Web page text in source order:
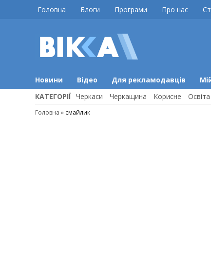
Головна Блоги Програми Про нас
Новини Відео Для рекламодавців
КАТЕГОРІЇ Черкаси Черкащина Корисне Освіта
Головна » смайлик